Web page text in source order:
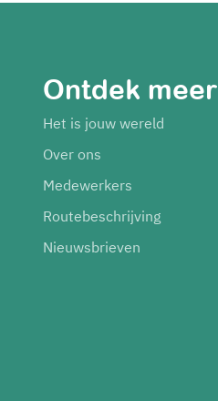
Ontdek meer
Het is jouw wereld
Over ons
Medewerkers
Routebeschrijving
Nieuwsbrieven